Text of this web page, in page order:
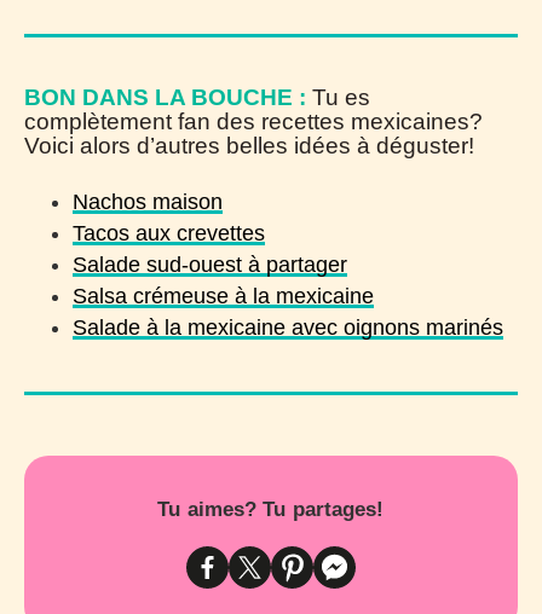
BON DANS LA BOUCHE : Tu es
complètement fan des recettes mexicaines?
Voici alors d’autres belles idées à déguster!
Nachos maison
Tacos aux crevettes
Salade sud-ouest à partager
Salsa crémeuse à la mexicaine
Salade à la mexicaine avec oignons marinés
Tu aimes? Tu partages!